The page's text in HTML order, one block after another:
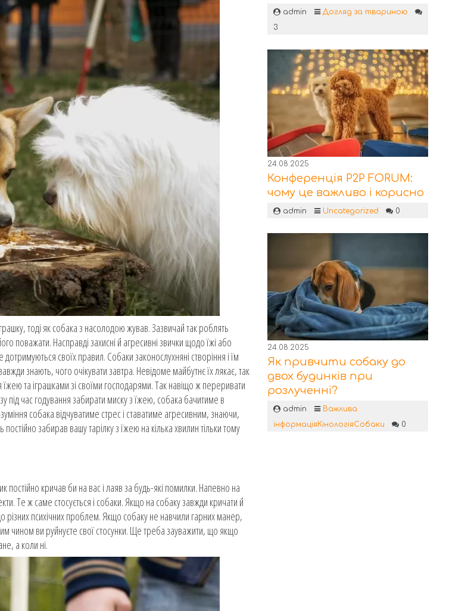
тоді як собака з насолодою жував. Зазвичай так роблять
поважати. Насправді захисні й агресивні звички щодо їжі або
своїх правил. Собаки законослухняні створіння і їм
знають, чого очікувати завтра. Невідоме майбутнє їх лякає, так
та іграшками зі своїми господарями. Так навіщо ж переривати
під час годування забирати миску з їжею, собака бачитиме в
собака відчуватиме стрес і ставатиме агресивним, знаючи,
забирав вашу тарілку з їжею на кілька хвилин тільки тому
кричав би на вас і лаяв за будь-які помилки. Напевно на
Те ж саме стосується і собаки. Якщо на собаку завжди кричати й
різних психічних проблем. Якщо собаку не навчили гарних манер,
чином ви руйнуєте свої стосунки. Ще треба зауважити, що якщо
а коли ні.
admin
Догляд за твариною
3
24.08.2025
Конференція P2P FORUM:
чому це важливо і корисно
admin Uncategorized 0
24.08.2025
Як привчити собаку до
двох будинків при
розлученні?
admin
Важлива
інформаціяКінологіяСобаки 0